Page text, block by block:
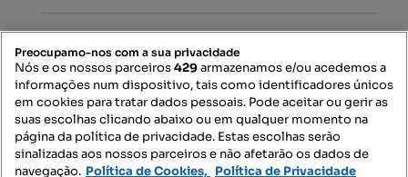
Contacte-nos
SIGA-NOS:
Preocupamo-nos com a sua privacidade
Nós e os nossos parceiros429armazenamos e/ou acedemos a
informações num dispositivo, tais como identificadores únicos
em cookies para tratar dados pessoais. Pode aceitar ou gerir as
suas escolhas clicando abaixo ou em qualquer momento na
página da política de privacidade. Estas escolhas serão
sinalizadas aos nossos parceiros e não afetarão os dados de
navegação. Política de Cookies, Política de Privacidade